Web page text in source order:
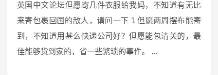
英国中文论坛但愿寄几件衣服给我妈，不知道有无比
来寄包裹回国的敌人，请问一下 1 但愿两周摆布能寄
到，不知道用甚么快递公司好？但愿能包清关的，最
佳能够货到家的，省一些繁琐的事件。 ...